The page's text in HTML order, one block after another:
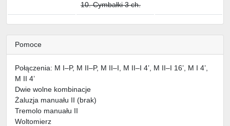
10. Cymbałki 3 ch.
Pomoce
Połączenia: M I–P, M II–P, M II–I, M II–I 4’, M II–I 16’, M I 4’,
M II 4’
Dwie wolne kombinacje
Żaluzja manuału II (brak)
Tremolo manuału II
Woltomierz